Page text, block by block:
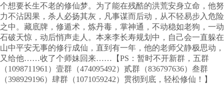
个想要长生不老的修仙梦。为了能在残酷的洪荒安身立命，他努
力不沾因果，杀人必扬其灰，凡事谋而后动，从不轻易步入危险
之中。藏底牌，修遁术，炼丹毒，掌神通，不动稳如老狗，一动
石破天惊，动后悄声走人。本来李长寿规划中，自己会一直躲在
山中平安无事的修行成仙，直到有一年，他的老师父静极思动，
又给他……收了个师妹回来……【PS：暂时不开新群，五群
（1098711961）壹群（474095492）贰群（836797636）叁群
（398929196）肆群（1071059242）贯彻到底，轻松修仙！】